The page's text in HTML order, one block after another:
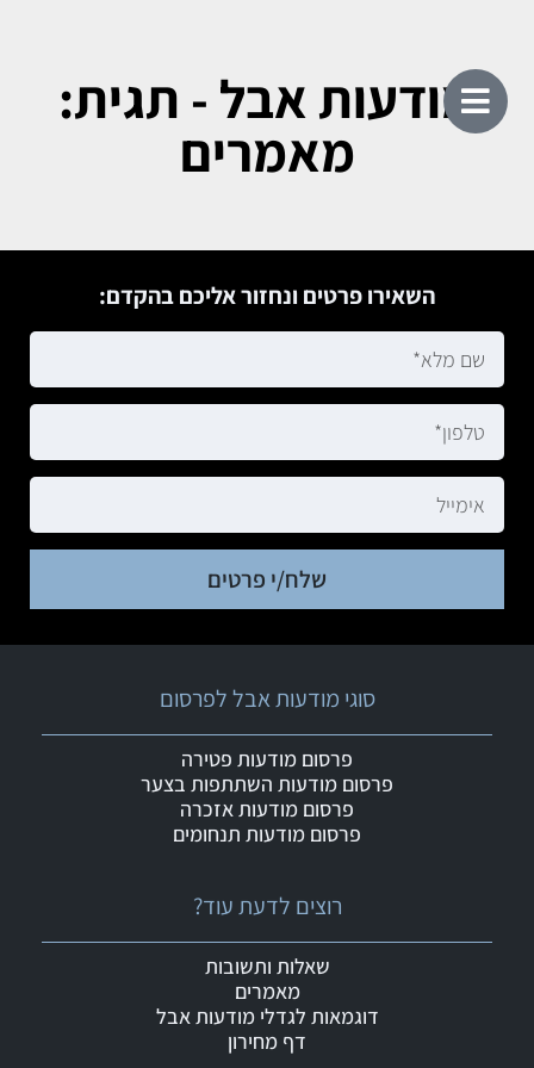
מודעות אבל - תגית:
מאמרים
השאירו פרטים ונחזור אליכם בהקדם:
שלח/י פרטים
רוצים לדעת עוד?
שאלות ותשובות
מאמרים
דוגמאות לגדלי מודעות אבל
דף מחירון
סוגי מודעות אבל לפרסום
פרסום מודעות פטירה
פרסום מודעות השתתפות בצער
פרסום מודעות אזכרה
פרסום מודעות תנחומים